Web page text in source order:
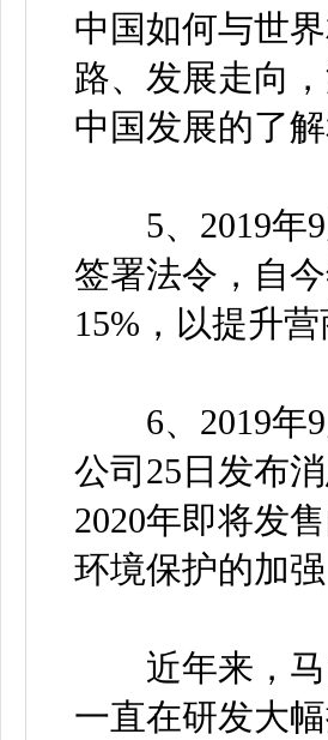
中国如何与世
路、发展走向
中国发展的了解
5、2019年9
签署法令，自
15%，以提升营
6、2019年9
公司25日发布
2020年即将发
环境保护的加
近年来，马
一直在研发大